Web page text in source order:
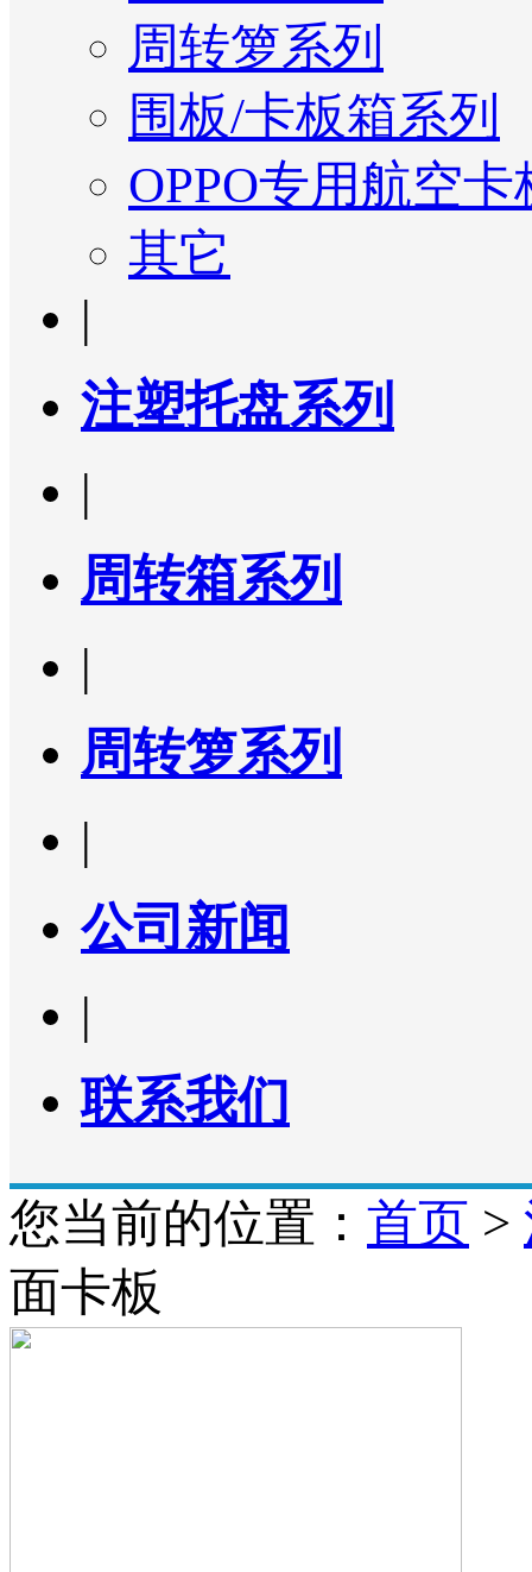
周转箩系列
围板/卡板箱系列
OPPO专用航空卡
其它
|
注塑托盘系列
|
周转箱系列
|
周转箩系列
|
公司新闻
|
联系我们
您当前的位置： 首页 >
面卡板